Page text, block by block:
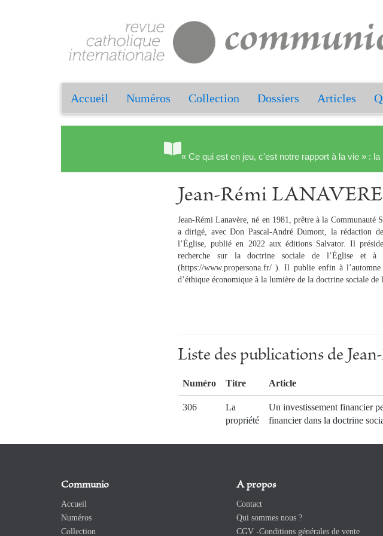
Accueil Numéros Collection Dossiers Articles
« Ce qui est en jeu, c'est notre rapport à la vie » :
Jean-Rémi LANAVERE
Jean-Rémi Lanavère, né en 1981, prêtre à la
a dirigé, avec Don Pascal-André Dumont, la rédaction
l’Église, publié en 2022 aux éditions Salvator. Il
recherche sur la doctrine sociale de l’Église et
(https://www.propersona.fr/ ). Il publie enfin à
d’éthique économique à la lumière de la doctrine sociale de
Liste des publications de
Numéro Titre Article
306
La
propriété
Un investissement financier
financier dans la doctrine
Communio
Accueil
Numéros
Collection
A propos
Contact
Qui sommes nous ?
CGV -Conditions générales de vente